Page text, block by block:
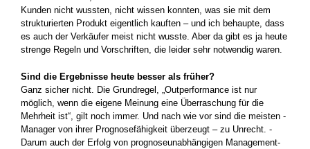
Kunden nicht wussten, nicht wissen konnten, was sie mit dem
strukturierten Produkt eigentlich kauften – und ich behaupte, dass
es auch der Verkäufer meist nicht wusste. Aber da gibt es ja heute
strenge Regeln und Vorschriften, die leider sehr notwendig waren.
Sind die Ergebnisse heute besser als früher?
Ganz sicher nicht. Die Grundregel, „Outperformance ist nur
möglich, wenn die eigene Meinung eine Überraschung für die
Mehrheit ist“, gilt noch immer. Und nach wie vor sind die meisten ­
Manager von ihrer Prognosefähigkeit überzeugt – zu Unrecht. ­
Darum auch der Erfolg von prognoseunabhängigen Management-